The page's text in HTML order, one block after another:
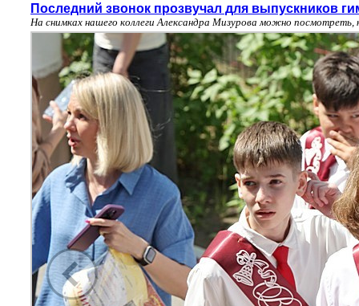
Последний звонок прозвучал для выпускников
На снимках нашего коллеги Александра Мизурова можно посмотреть,